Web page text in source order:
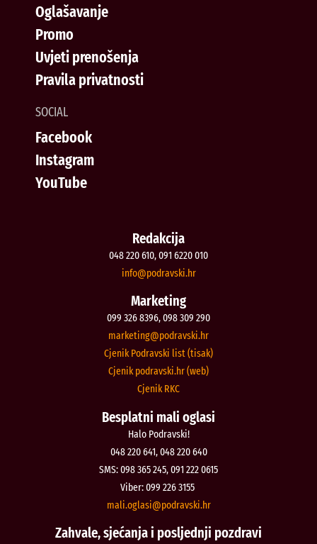
Oglašavanje
Promo
Uvjeti prenošenja
Pravila privatnosti
SOCIAL
Facebook
Instagram
YouTube
Redakcija
048 220 610, 091 6220 010
rh.iksvardop
@ofni
Marketing
099 326 8396, 098 309 290
rh.iksvardop
@gnitekram
Cjenik Podravski list (tisak)
Cjenik podravski.hr (web)
Cjenik RKC
Besplatni mali oglasi
Halo Podravski!
048 220 641, 048 220 640
SMS: 098 365 245, 091 222 0615
Viber: 099 226 3155
rh.iksvardop
@isalgo.ilam
Zahvale, sjećanja i posljednji pozdravi